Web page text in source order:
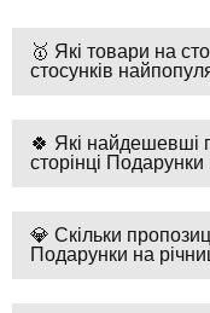
🥇 Які товари на
стосунків
🍀 Які найдешевші
сторінці
💎 Скільки
Подарунки на